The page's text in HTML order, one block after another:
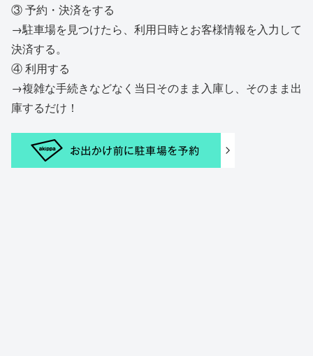
③ 予約・決済をする
→駐車場を見つけたら、利用日時とお客様情報を入力して
決済する。
④ 利用する
→複雑な手続きなどなく当日そのまま入庫し、そのまま出
庫するだけ！